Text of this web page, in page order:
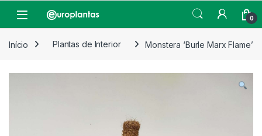
Open 0
Início Plantas de Interior Monstera ‘Burle Marx Flame’